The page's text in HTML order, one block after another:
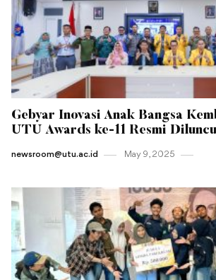
Gebyar Inovasi Anak Bangsa
UTU Awards ke-11 Resmi
newsroom@utu.ac.id May 9 , 2025